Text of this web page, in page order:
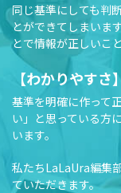
同じ基準にしても判
とができてしまいま
とで情報が正しいこ
【わかりやすさ
基準を明確に作って
い」と思っている方
います。
私たちLaLaUra編集
ていただきます。